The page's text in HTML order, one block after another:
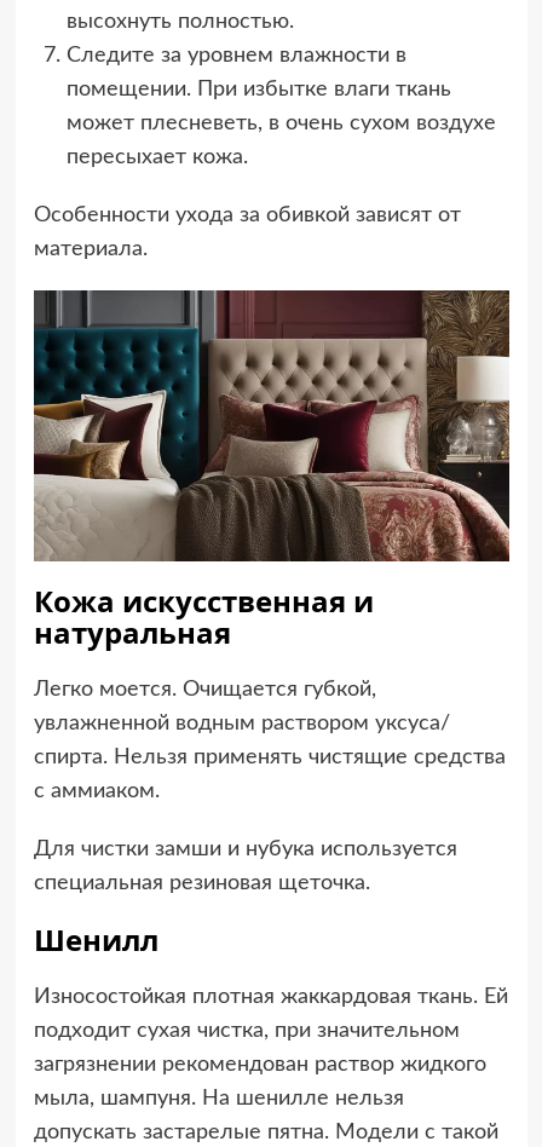
высохнуть полностью.
Следите за уровнем влажности в
помещении. При избытке влаги ткань
может плесневеть, в очень сухом воздухе
пересыхает кожа.
Особенности ухода за обивкой зависят от
материала.
Кожа искусственная и
натуральная
Легко моется. Очищается губкой,
увлажненной водным раствором уксуса/
спирта. Нельзя применять чистящие средства
с аммиаком.
Для чистки замши и нубука используется
специальная резиновая щеточка.
Шенилл
Износостойкая плотная жаккардовая ткань. Ей
подходит сухая чистка, при значительном
загрязнении рекомендован раствор жидкого
мыла, шампуня. На шенилле нельзя
допускать застарелые пятна. Модели с такой